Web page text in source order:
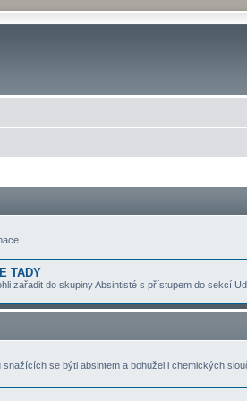
TADY
zařadit do skupiny Absintisté s přístupem do sekcí
se býti absintem a bohužel i chemických